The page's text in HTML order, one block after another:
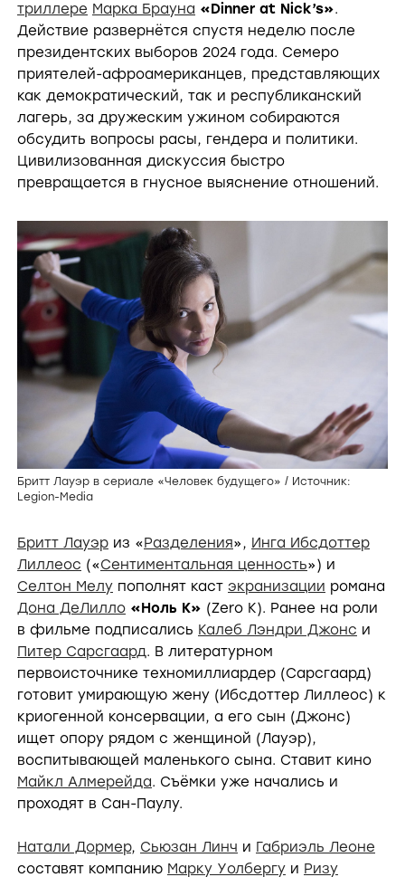
триллере Марка Брауна «Dinner at Nick’s».
Действие развернётся спустя неделю после
президентских выборов 2024 года. Семеро
приятелей-афроамериканцев, представляющих
как демократический, так и республиканский
лагерь, за дружеским ужином собираются
обсудить вопросы расы, гендера и политики.
Цивилизованная дискуссия быстро
превращается в гнусное выяснение отношений.
Бритт Лауэр в сериале «Человек будущего» / Источник:
Legion-Media
Бритт Лауэр из «Разделения», Инга Ибсдоттер
Лиллеос («Сентиментальная ценность») и
Селтон Мелу пополнят каст экранизации романа
Дона ДеЛилло «Ноль К» (Zero K). Ранее на роли
в фильме подписались Калеб Лэндри Джонс и
Питер Сарсгаард. В литературном
первоисточнике техномиллиардер (Сарсгаард)
готовит умирающую жену (Ибсдоттер Лиллеос) к
криогенной консервации, а его сын (Джонс)
ищет опору рядом с женщиной (Лауэр),
воспитывающей маленького сына. Ставит кино
Майкл Алмерейда. Съёмки уже начались и
проходят в Сан-Паулу.
Натали Дормер, Сьюзан Линч и Габриэль Леоне
составят компанию Марку Уолбергу и Ризу